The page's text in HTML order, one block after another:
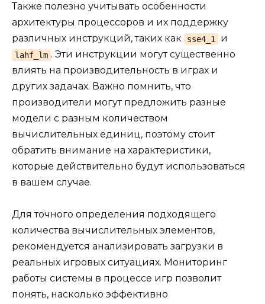
Также полезно учитывать особенности
архитектуры процессоров и их поддержку
различных инструкций, таких как
sse4_1 и
lahf_lm . Эти инструкции могут существенно
влиять на производительность в играх и
других задачах. Важно помнить, что
производители могут предложить разные
модели с разным количеством
вычислительных единиц, поэтому стоит
обратить внимание на характеристики,
которые действительно будут использоваться
в вашем случае.
Для точного определения подходящего
количества вычислительных элементов,
рекомендуется анализировать загрузки в
реальных игровых ситуациях. Мониторинг
работы системы в процессе игр позволит
понять, насколько эффективно